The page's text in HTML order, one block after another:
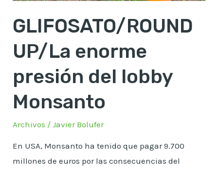
GLIFOSATO/ROUND
UP/La enorme
presión del lobby
Monsanto
Archivos /Javier Bolufer
En USA, Monsanto ha tenido que pagar 9.700
millones de euros por las consecuencias del